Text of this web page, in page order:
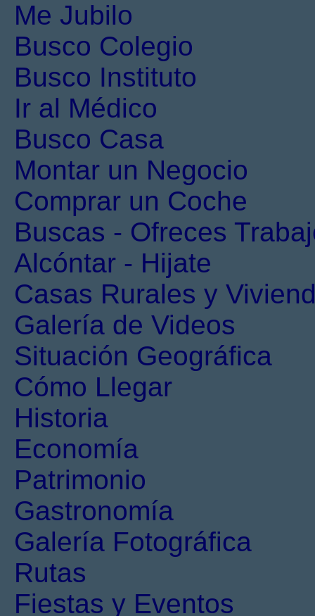
Me Jubilo
Busco Colegio
Busco Instituto
Ir al Médico
Busco Casa
Montar un Negocio
Comprar un Coche
Buscas - Ofreces
Alcóntar - Hijate
Casas Rurales y
Galería de Videos
Situación Geográfica
Cómo Llegar
Historia
Economía
Patrimonio
Gastronomía
Galería Fotográfica
Rutas
Fiestas y Eventos